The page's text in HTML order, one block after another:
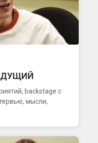
backstage с
мысли,